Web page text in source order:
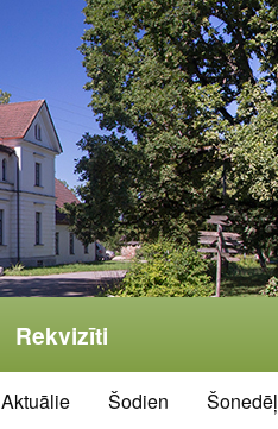
Rekvizīti
Aktuālie Šodien Šonedēļ